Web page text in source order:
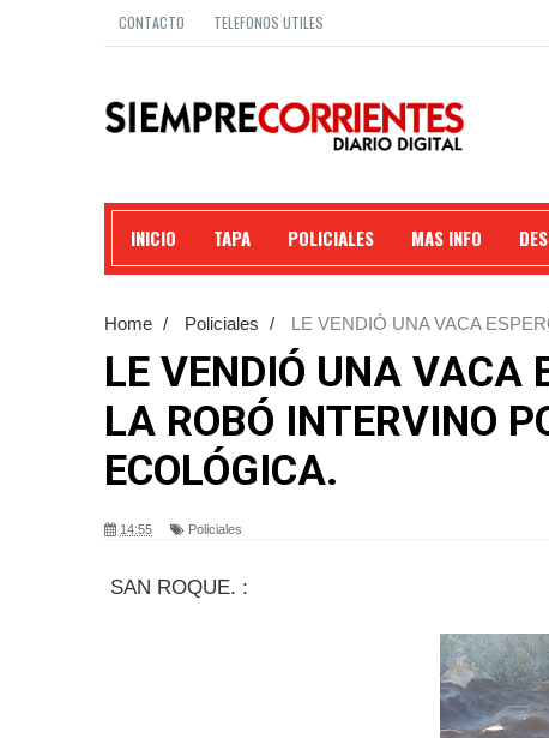
CONTACTO TELEFONOS UTILES
INICIO TAPA POLICIALES MAS INFO
Home / Policiales /
LE VENDIÓ UNA VACA
LE VENDIÓ UNA VACA
LA ROBÓ INTERVINO
ECOLÓGICA.
14:55 Policiales
SAN ROQUE. :